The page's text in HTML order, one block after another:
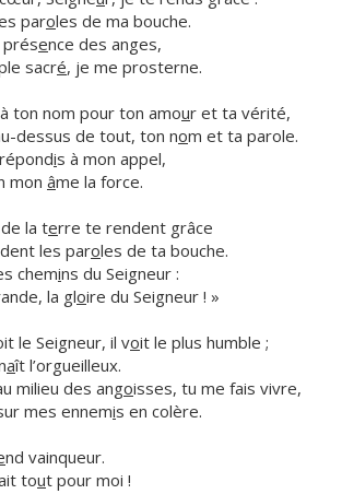
paroles de ma bouche.
présence des anges,
sacré, je me prosterne.
ton nom pour ton amour et ta vérité,
dessus de tout, ton nom et ta parole.
is à mon appel,
mon âme la force.
la terre te rendent grâce
les paroles de ta bouche.
chemins du Seigneur :
la gloire du Seigneur ! »
le Seigneur, il voit le plus humble ;
aît l’orgueilleux.
milieu des angoisses, tu me fais vivre,
mes ennemis en colère.
nd vainqueur.
tout pour moi !